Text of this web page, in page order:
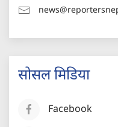
सोसल मिडिया
Facebook